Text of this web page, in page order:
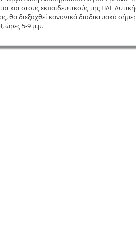
και στους εκπαιδευτικούς της ΠΔΕ
θα διεξαχθεί κανονικά διαδικτυακά
ώρες 5-9 μ.μ.